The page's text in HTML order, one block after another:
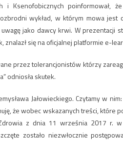
i Ksenofobicznych poinformował,
wykład, w którym mowa jest
jako dawcy krwi. W prezentacji
się na oficjalnej platformie e-
przez tolerancjonistów którzy
odniosła skutek.
Jałowieckiego. Czytamy w
że wobec wskazanych treści, które
z dnia 11 września 2017 r.
zostało niezwłocznie